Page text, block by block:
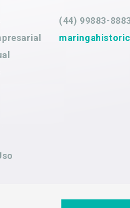
(44) 99883-